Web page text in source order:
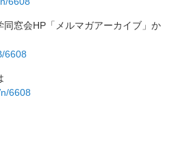
窓会HP「メルマガアーカイブ」 か
6608
6608